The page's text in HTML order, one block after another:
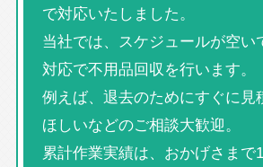
で対応いたしました。
当社では、スケジュールが空い
対応で不用品回収を行います。
例えば、退去のためにすぐに見
ほしいなどのご相談大歓迎。
累計作業実績は、おかげさまで